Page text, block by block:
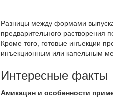
Разницы между формами выпуска
предварительного растворения
Кроме того, готовые инъекции
инъекционным или капельным
Интересные факты
Амикацин и особенности